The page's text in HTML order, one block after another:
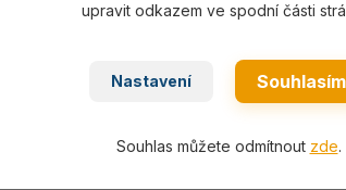
s háky s pojistkou pr. 8 mm/délka L
v kategoriích
upravit odkazem ve spodní části
Nastavení Souhlasím
Souhlas můžete odmítnout zde.